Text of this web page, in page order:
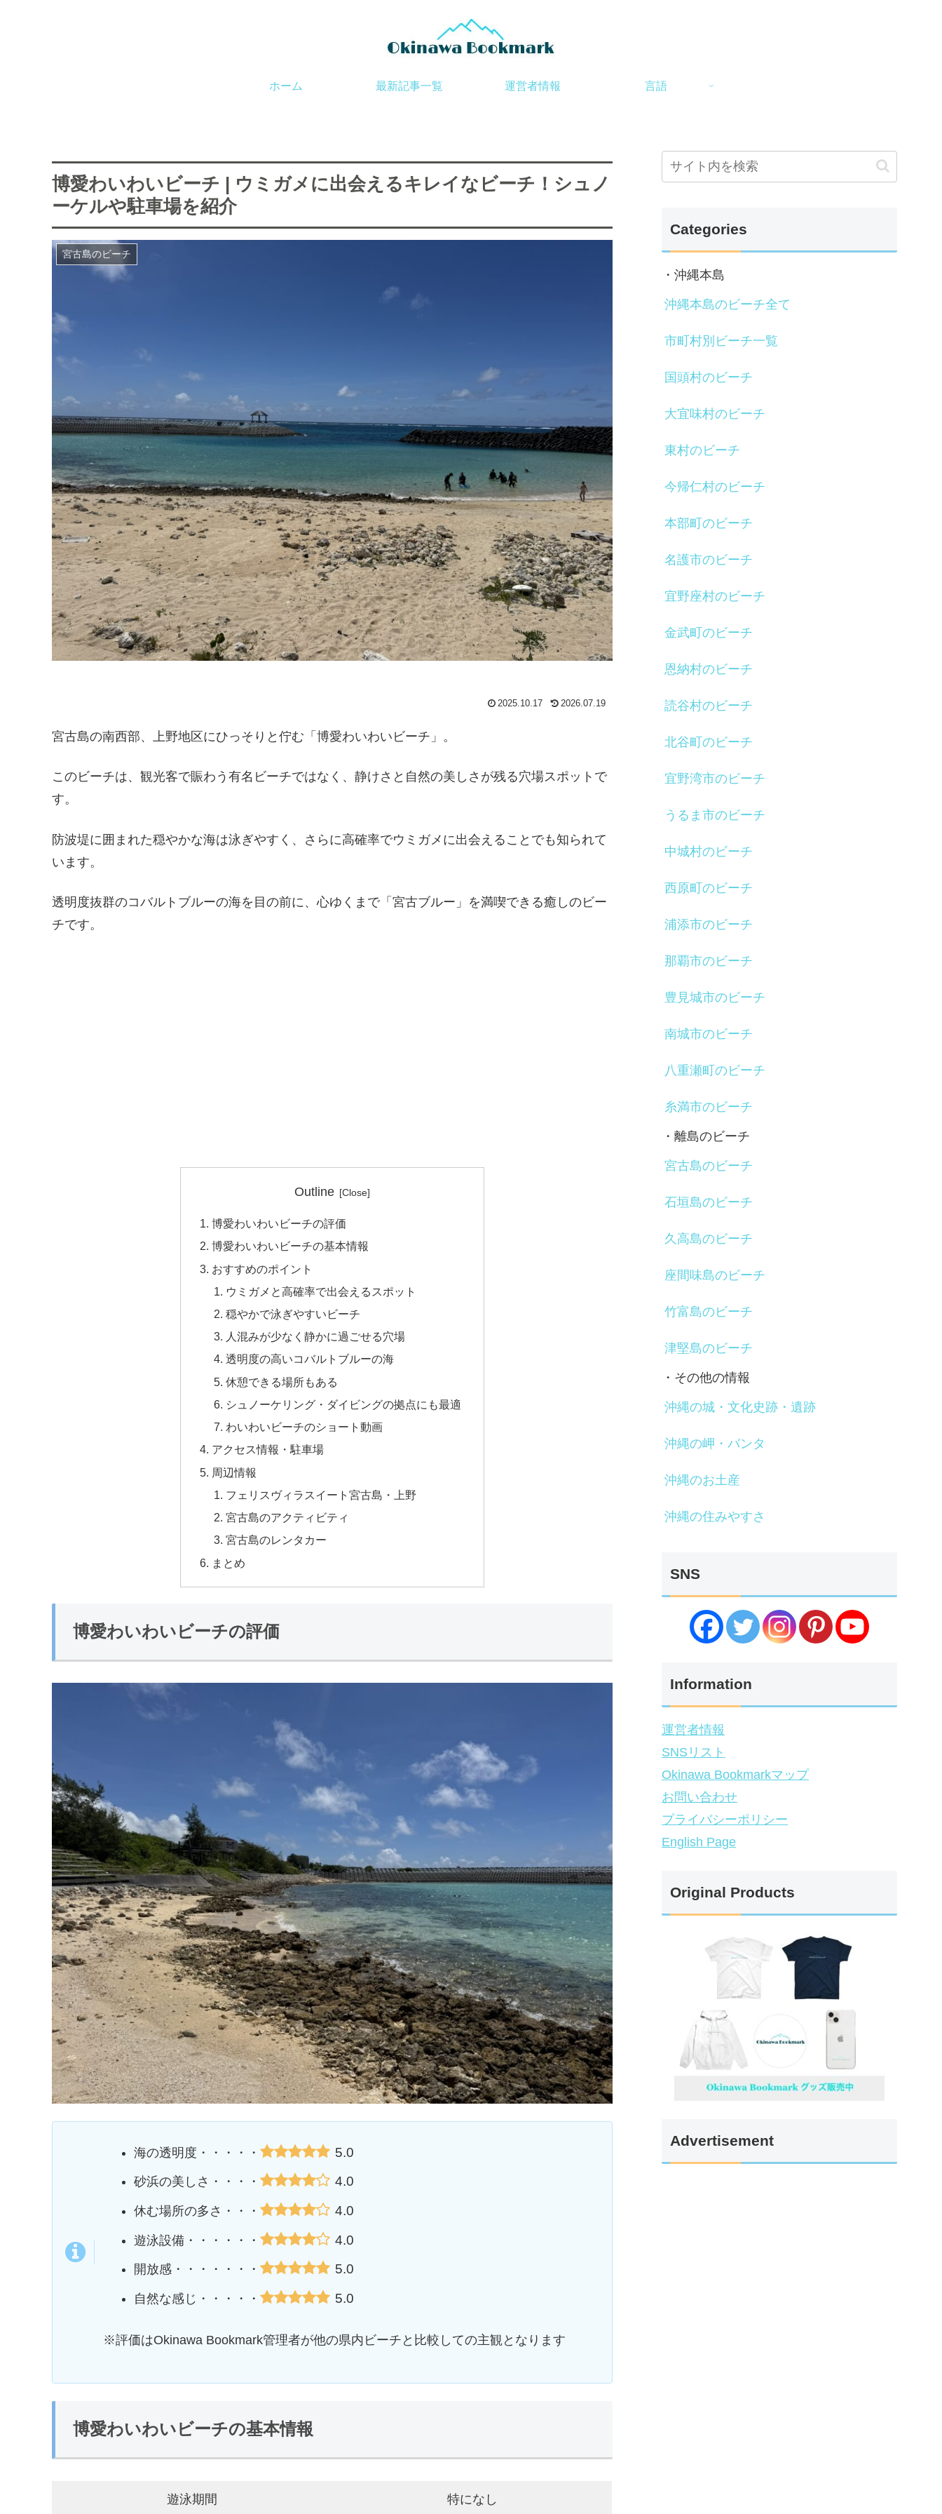
ホーム 最新記事一覧 運営者情報 言語
博愛わいわいビーチ | ウミガメに出会えるキレイなビーチ！シュノ
ーケルや駐車場を紹介
宮古島のビーチ
2025.10.17 2026.07.19
宮古島の南西部、上野地区にひっそりと佇む「博愛わいわいビーチ」。
このビーチは、観光客で賑わう有名ビーチではなく、静けさと自然の美しさが残る穴場スポットで
す。
防波堤に囲まれた穏やかな海は泳ぎやすく、さらに高確率でウミガメに出会えることでも知られて
います。
透明度抜群のコバルトブルーの海を目の前に、心ゆくまで「宮古ブルー」を満喫できる癒しのビー
チです。
Outline
博愛わいわいビーチの評価
博愛わいわいビーチの基本情報
おすすめのポイント
ウミガメと高確率で出会えるスポット
穏やかで泳ぎやすいビーチ
人混みが少なく静かに過ごせる穴場
透明度の高いコバルトブルーの海
休憩できる場所もある
シュノーケリング・ダイビングの拠点にも最適
わいわいビーチのショート動画
アクセス情報・駐車場
周辺情報
フェリスヴィラスイート宮古島・上野
宮古島のアクティビティ
宮古島のレンタカー
まとめ
博愛わいわいビーチの評価
海の透明度・・・・・ 5.0
砂浜の美しさ・・・・ 4.0
休む場所の多さ・・・ 4.0
遊泳設備・・・・・・ 4.0
開放感・・・・・・・ 5.0
自然な感じ・・・・・ 5.0
※評価はOkinawa Bookmark管理者が他の県内ビーチと比較しての主観となります
博愛わいわいビーチの基本情報
遊泳期間 特になし
Categories
・沖縄本島
沖縄本島のビーチ全て
市町村別ビーチ一覧
国頭村のビーチ
大宜味村のビーチ
東村のビーチ
今帰仁村のビーチ
本部町のビーチ
名護市のビーチ
宜野座村のビーチ
金武町のビーチ
恩納村のビーチ
読谷村のビーチ
北谷町のビーチ
宜野湾市のビーチ
うるま市のビーチ
中城村のビーチ
西原町のビーチ
浦添市のビーチ
那覇市のビーチ
豊見城市のビーチ
南城市のビーチ
八重瀬町のビーチ
糸満市のビーチ
・離島のビーチ
宮古島のビーチ
石垣島のビーチ
久高島のビーチ
座間味島のビーチ
竹富島のビーチ
津堅島のビーチ
・その他の情報
沖縄の城・文化史跡・遺跡
沖縄の岬・バンタ
沖縄のお土産
沖縄の住みやすさ
SNS
Information
運営者情報
SNSリスト
Okinawa Bookmarkマップ
お問い合わせ
プライバシーポリシー
English Page
Original Products
Advertisement